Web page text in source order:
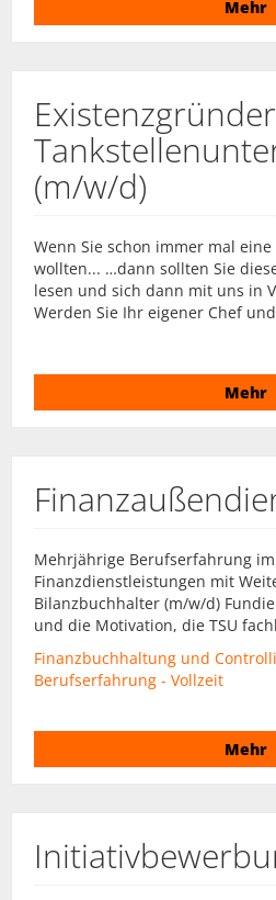
Mehr
(m/w/d)
Wenn Sie schon immer mal
wollten... …dann sollten Sie
lesen und sich dann mit uns in
Werden Sie Ihr eigener Chef
Mehr
Mehrjährige Berufserfahrung
Finanzdienstleistungen mit
Bilanzbuchhalter (m/w/d)
und die Motivation, die TSU
Finanzbuchhaltung und
Berufserfahrung - Vollzeit
Mehr